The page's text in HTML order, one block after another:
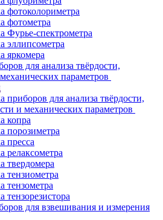
фотоколориметра
фотометра
Фурье-спектрометра
эллипсометра
яркомера
для анализа твёрдости,
параметров
приборов для анализа твёрдости,
и механических параметров
копра
порозиметра
пресса
релаксометра
твердомера
тензиометра
тензометра
тензорезистора
для взвешивания и измерения